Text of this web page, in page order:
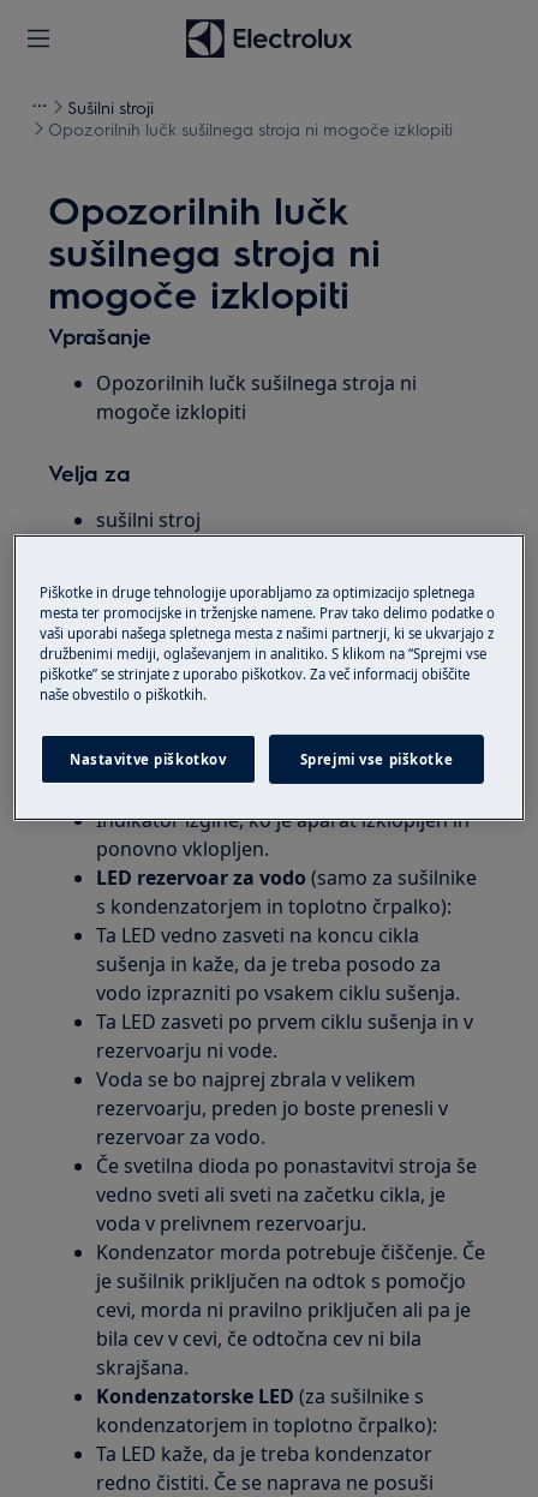
Sušilni stroji
Opozorilnih lučk sušilnega stroja ni mogoče izklopiti
Opozorilnih lučk
sušilnega stroja ni
mogoče izklopiti
Vprašanje
Opozorilnih lučk sušilnega stroja ni
mogoče izklopiti
Velja za
sušilni stroj
Rešitev
1. Večina sušilnikov ima na nadzorni plošči tri
LED.
LED dioda filtra:
Ta LED vedno zasveti na koncu cikla
sušenja in kaže, da je treba filter očistiti po
vsakem ciklu sušenja.
Indikator izgine, ko je aparat izklopljen in
ponovno vklopljen.
LED rezervoar za vodo (samo za sušilnike
s kondenzatorjem in toplotno črpalko):
Ta LED vedno zasveti na koncu cikla
sušenja in kaže, da je treba posodo za
vodo izprazniti po vsakem ciklu sušenja.
Ta LED zasveti po prvem ciklu sušenja in v
rezervoarju ni vode.
Voda se bo najprej zbrala v velikem
rezervoarju, preden jo boste prenesli v
rezervoar za vodo.
Če svetilna dioda po ponastavitvi stroja še
vedno sveti ali sveti na začetku cikla, je
voda v prelivnem rezervoarju.
Kondenzator morda potrebuje čiščenje. Če
je sušilnik priključen na odtok s pomočjo
cevi, morda ni pravilno priključen ali pa je
bila cev v cevi, če odtočna cev ni bila
skrajšana.
Kondenzatorske LED (za sušilnike s
kondenzatorjem in toplotno črpalko):
Ta LED kaže, da je treba kondenzator
redno čistiti. Če se naprava ne posuši
Piškotke in druge tehnologije uporabljamo za optimizacijo spletnega
mesta ter promocijske in trženjske namene. Prav tako delimo podatke o
vaši uporabi našega spletnega mesta z našimi partnerji, ki se ukvarjajo z
družbenimi mediji, oglaševanjem in analitiko. S klikom na “Sprejmi vse
piškotke” se strinjate z uporabo piškotkov. Za več informacij obiščite
naše obvestilo o piškotkih.
Nastavitve piškotkov Sprejmi vse piškotke